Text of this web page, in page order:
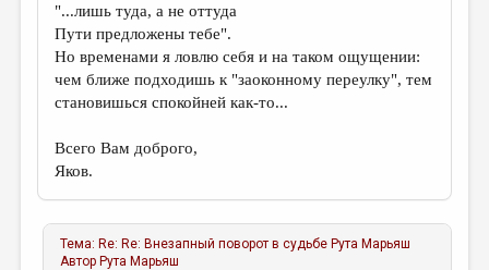
"...лишь туда, а не оттуда
Пути предложены тебе".
Но временами я ловлю себя и на таком ощущении:
чем ближе подходишь к "заоконному переулку", тем
становишься спокойней как-то...
Всего Вам доброго,
Яков.
Тема: Re: Re: Внезапный поворот в судьбе Рута Марьяш
Автор Рута Марьяш